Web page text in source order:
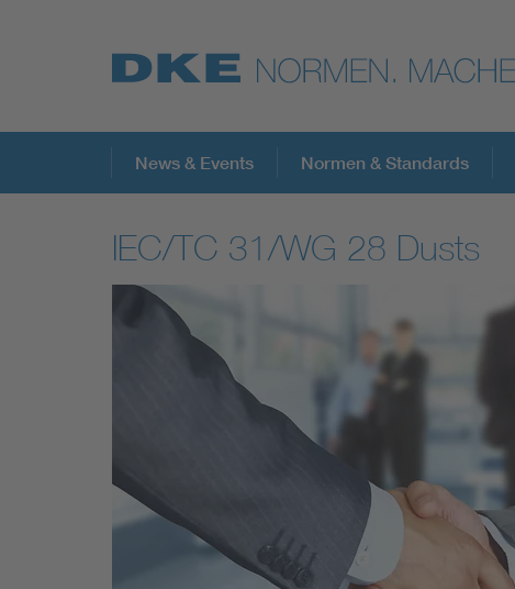
Top-Themen
VDE Fokusthemen
Digital Security
News & Events Normen & Standards
IEC/TC 31/WG 28 Dusts